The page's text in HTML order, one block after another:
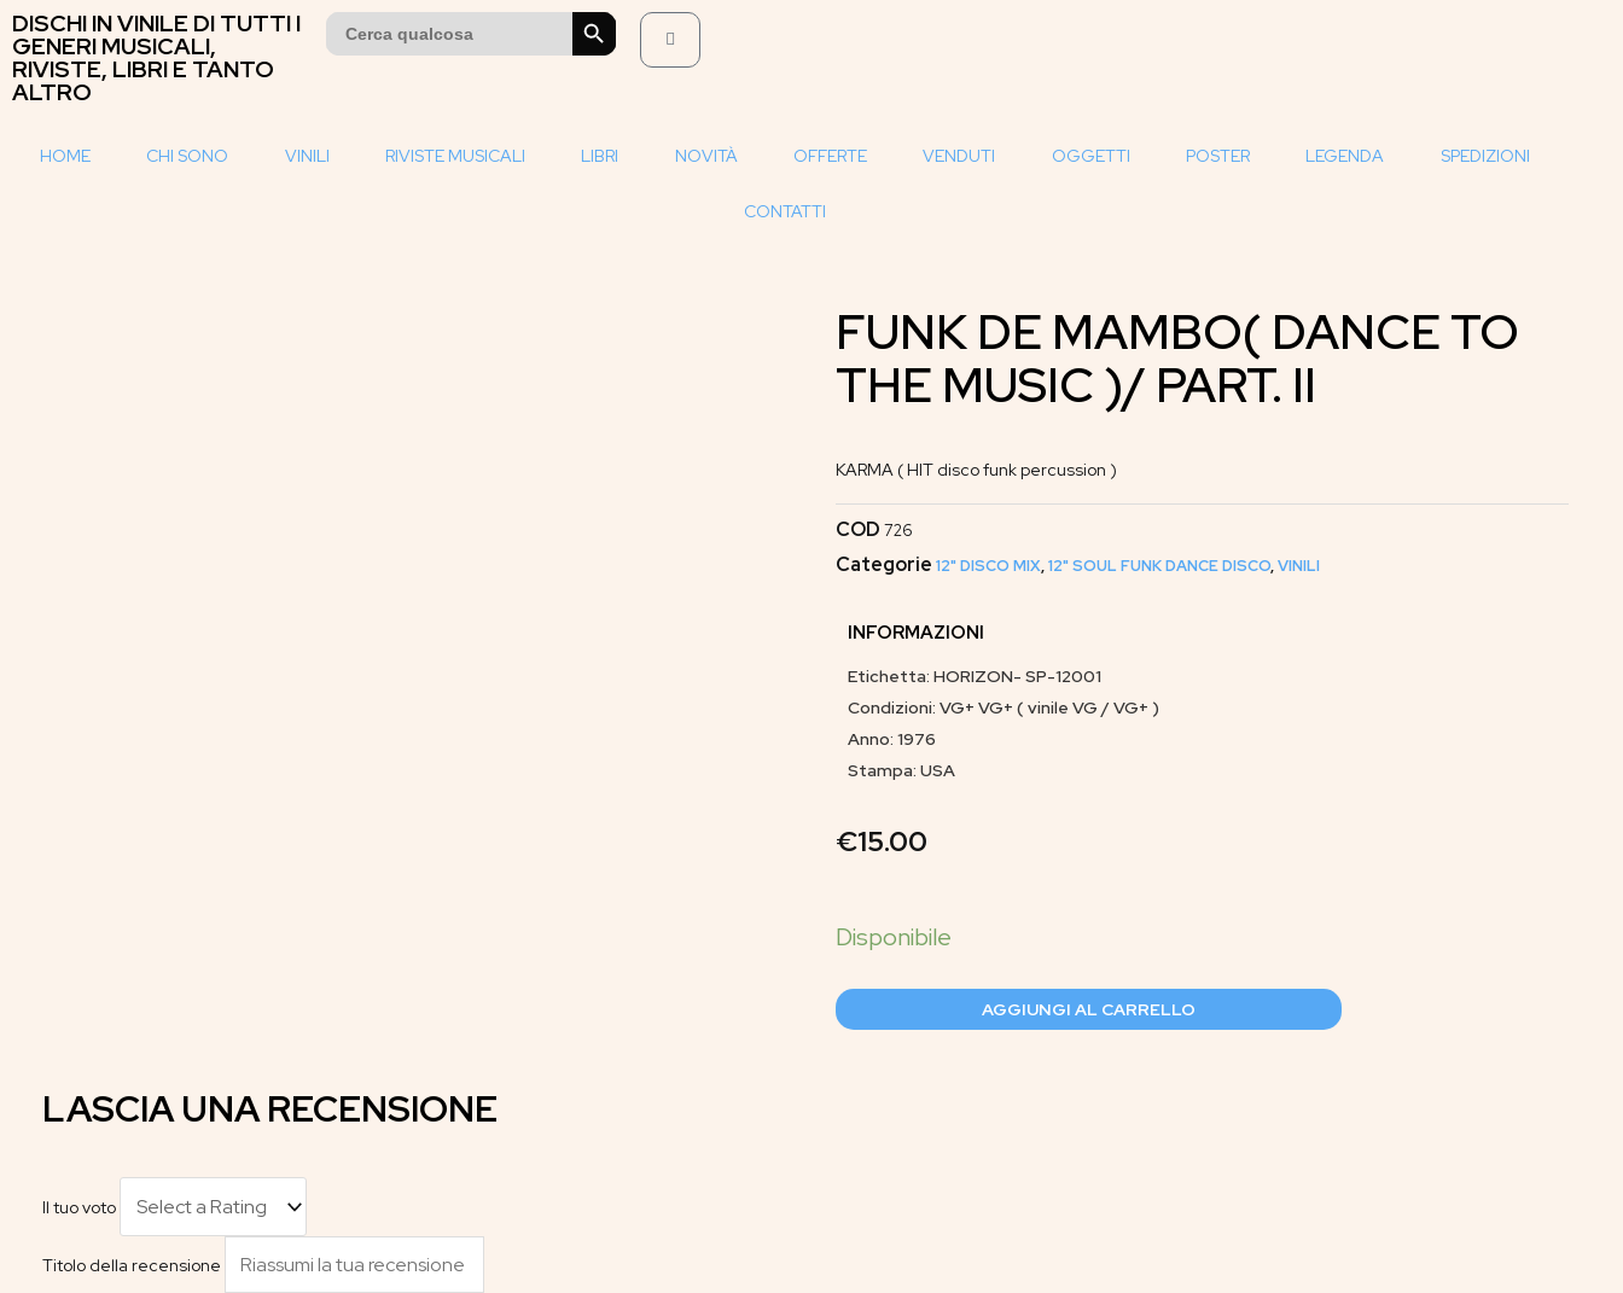
DISCHI IN VINILE DI TUTTI I
GENERI MUSICALI,
RIVISTE, LIBRI E TANTO
ALTRO
Search
for:
SEARCH BUTTON
HOME CHI SONO VINILI RIVISTE MUSICALI LIBRI NOVITÀ OFFERTE VENDUTI OGGETTI POSTER LEGENDA SPEDIZIONI
CONTATTI
FUNK DE MAMBO( DANCE TO
THE MUSIC )/ PART. II
KARMA ( HIT disco funk percussion )
COD 726
Categorie 12" DISCO MIX,12" SOUL FUNK DANCE DISCO,VINILI
INFORMAZIONI
Etichetta: HORIZON- SP-12001
Condizioni: VG+ VG+ ( vinile VG / VG+ )
Anno: 1976
Stampa: USA
€15.00
AGGIUNGI AL CARRELLO
LASCIA UNA RECENSIONE
Il tuo voto
Titolo della recensione